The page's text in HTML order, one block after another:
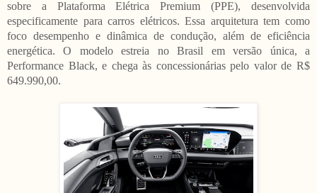
sobre a Plataforma Elétrica Premium (PPE), desenvolvida
especificamente para carros elétricos. Essa arquitetura tem como
foco desempenho e dinâmica de condução, além de eficiência
energética. O modelo estreia no Brasil em versão única, a
Performance Black, e chega às concessionárias pelo valor de R$
649.990,00.